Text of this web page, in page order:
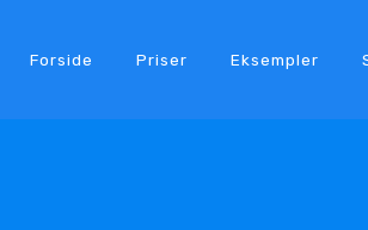
Forside Priser Eksempler